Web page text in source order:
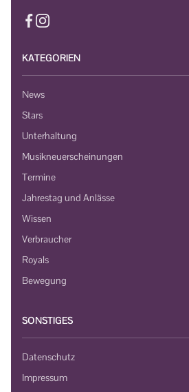
KATEGORIEN
News
Stars
Unterhaltung
Musikneuerscheinungen
Termine
Jahrestag und Anlässe
Wissen
Verbraucher
Royals
Bewegung
SONSTIGES
Datenschutz
Impressum